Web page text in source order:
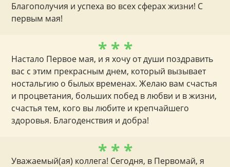
Благополучия и успеха во всех сферах жизни! С
первым мая!
* * *
Настало Первое мая, и я хочу от души поздравить
вас с этим прекрасным днем, который вызывает
ностальгию о былых временах. Желаю вам счастья
и процветания, больших побед в любви и в жизни,
счастья тем, кого вы любите и крепчайшего
здоровья. Благоденствия и добра!
* * *
Уважаемый(ая) коллега! Сегодня, в Первомай, я